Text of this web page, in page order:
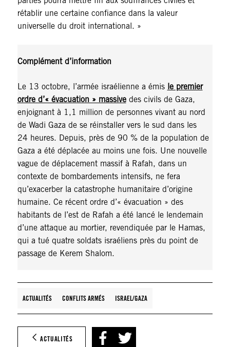
rétablir une certaine confiance dans la valeur
universelle du droit international. »
Complément d’information
Le 13 octobre, l’armée israélienne a émis le premier
ordre d’« évacuation » massivedes civils de Gaza,
enjoignant à 1,1 million de personnes vivant au nord
de Wadi Gaza de se réinstaller vers le sud dans les
24 heures. Depuis, près de 90 % de la population de
Gaza a été déplacée au moins une fois. Une nouvelle
vague de déplacement massif à Rafah, dans un
contexte de bombardements intensifs, ne fera
qu’exacerber la catastrophe humanitaire d’origine
humaine. Ce récent ordre d’« évacuation » des
habitants de l’est de Rafah a été lancé le lendemain
d’une attaque au mortier, revendiquée par le Hamas,
qui a tué quatre soldats israéliens près du point de
passage de Kerem Shalom.
ACTUALITÉS CONFLITS ARMÉS ISRAEL/GAZA
ACTUALITÉS